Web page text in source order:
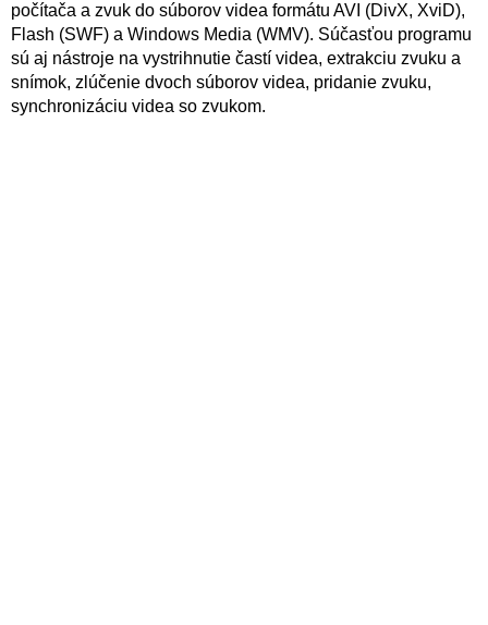
počítača a zvuk do súborov videa formátu AVI (DivX, XviD),
Flash (SWF) a Windows Media (WMV). Súčasťou programu
sú aj nástroje na vystrihnutie častí videa, extrakciu zvuku a
snímok, zlúčenie dvoch súborov videa, pridanie zvuku,
synchronizáciu videa so zvukom.